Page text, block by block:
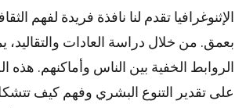
الإثنوغرافيا تقدم لنا نافذة فريدة لفهم
بعمق. من خلال دراسة العادات والتقاليد،
الروابط الخفية بين الناس وأماكنهم. هذه
على تقدير التنوع البشري وفهم كيف